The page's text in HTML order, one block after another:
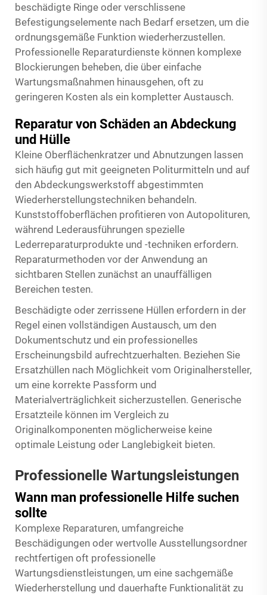
beschädigte Ringe oder verschlissene
Befestigungselemente nach Bedarf ersetzen, um die
ordnungsgemäße Funktion wiederherzustellen.
Professionelle Reparaturdienste können komplexe
Blockierungen beheben, die über einfache
Wartungsmaßnahmen hinausgehen, oft zu
geringeren Kosten als ein kompletter Austausch.
Reparatur von Schäden an Abdeckung
und Hülle
Kleine Oberflächenkratzer und Abnutzungen lassen
sich häufig gut mit geeigneten Politurmitteln und auf
den Abdeckungswerkstoff abgestimmten
Wiederherstellungstechniken behandeln.
Kunststoffoberflächen profitieren von Autopolituren,
während Lederausführungen spezielle
Lederreparaturprodukte und -techniken erfordern.
Reparaturmethoden vor der Anwendung an
sichtbaren Stellen zunächst an unauffälligen
Bereichen testen.
Beschädigte oder zerrissene Hüllen erfordern in der
Regel einen vollständigen Austausch, um den
Dokumentschutz und ein professionelles
Erscheinungsbild aufrechtzuerhalten. Beziehen Sie
Ersatzhüllen nach Möglichkeit vom Originalhersteller,
um eine korrekte Passform und
Materialverträglichkeit sicherzustellen. Generische
Ersatzteile können im Vergleich zu
Originalkomponenten möglicherweise keine
optimale Leistung oder Langlebigkeit bieten.
Professionelle Wartungsleistungen
Wann man professionelle Hilfe suchen
sollte
Komplexe Reparaturen, umfangreiche
Beschädigungen oder wertvolle Ausstellungsordner
rechtfertigen oft professionelle
Wartungsdienstleistungen, um eine sachgemäße
Wiederherstellung und dauerhafte Funktionalität zu